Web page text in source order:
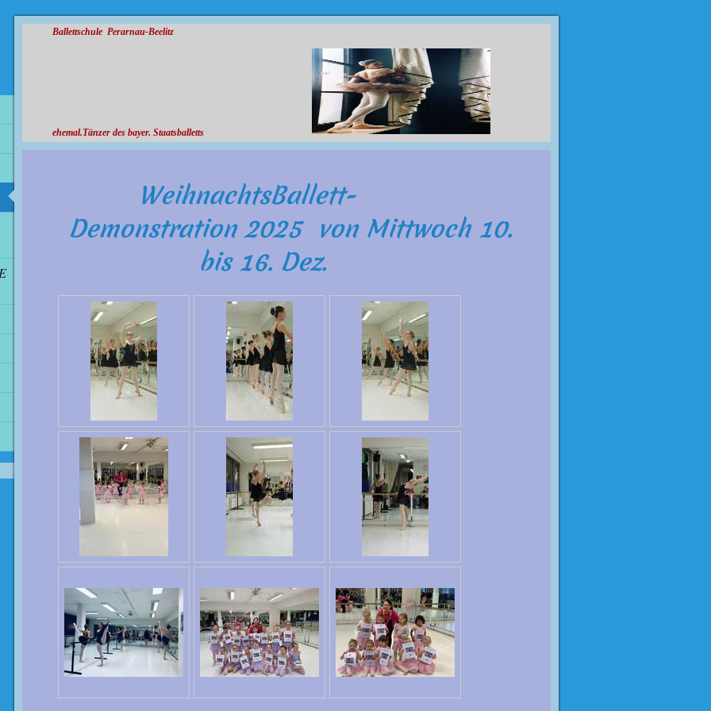
Ballettschule Perarnau-Beelitz
ehemal.Tänzer des bayer. Staatsballetts
WeihnachtsBallett-
Demonstration 2025 von Mittwoch 10.
bis 16. Dez.